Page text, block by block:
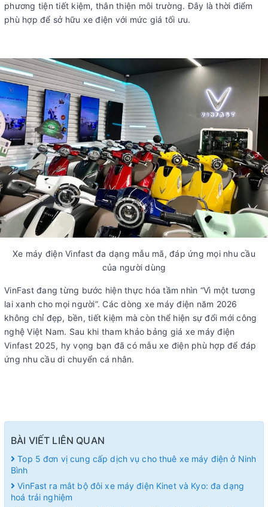
phương tiện tiết kiệm, thân thiện môi trường. Đây là thời điểm
phù hợp để sở hữu xe điện với mức giá tối ưu.
Xe máy điện Vinfast đa dạng mẫu mã, đáp ứng mọi nhu cầu
của người dùng
VinFast đang từng bước hiện thực hóa tầm nhìn “Vì một tương
lai xanh cho mọi người”. Các dòng xe máy điện năm 2026
không chỉ đẹp, bền, tiết kiệm mà còn thể hiện sự đổi mới công
nghệ Việt Nam. Sau khi tham khảo bảng giá xe máy điện
Vinfast 2025, hy vọng bạn đã có mẫu xe điện phù hợp để đáp
ứng nhu cầu di chuyển cá nhân.
BÀI VIẾT LIÊN QUAN
Top 5 đơn vị cung cấp dịch vụ cho thuê xe máy điện ở Ninh
Bình
VinFast ra mắt bộ đôi xe máy điện Kinet và Kyo: đa dạng
hoá trải nghiệm